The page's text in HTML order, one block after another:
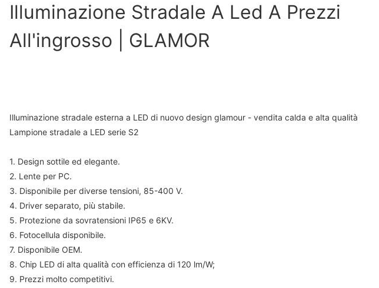
Illuminazione Stradale A Led A Prezzi
All'ingrosso | GLAMOR
Illuminazione stradale esterna a LED di nuovo design glamour - vendita calda e alta qualità
Lampione stradale a LED serie S2
1. Design sottile ed elegante.
2. Lente per PC.
3. Disponibile per diverse tensioni, 85-400 V.
4. Driver separato, più stabile.
5. Protezione da sovratensioni IP65 e 6KV.
6. Fotocellula disponibile.
7. Disponibile OEM.
8. Chip LED di alta qualità con efficienza di 120 lm/W;
9. Prezzi molto competitivi.